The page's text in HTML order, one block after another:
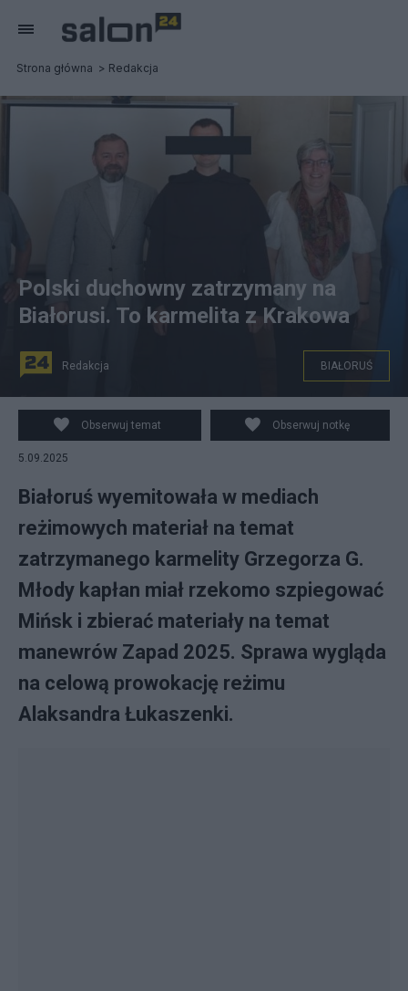
Strona główna Redakcja
Polski duchowny zatrzymany na
Białorusi. To karmelita z Krakowa
Redakcja BIAŁORUŚ
Obserwuj temat Obserwuj notkę
5.09.2025
Białoruś wyemitowała w mediach
reżimowych materiał na temat
zatrzymanego karmelity Grzegorza G.
Młody kapłan miał rzekomo szpiegować
Mińsk i zbierać materiały na temat
manewrów Zapad 2025. Sprawa wygląda
na celową prowokację reżimu
Alaksandra Łukaszenki.